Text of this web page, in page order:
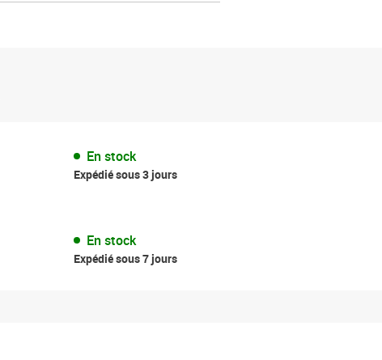
En stock
Expédié sous 3 jours
En stock
Expédié sous 7 jours